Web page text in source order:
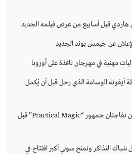
هاردي قبل أسابيع من عرض فيلمه الجديد
عن جيمس بوند الجديد
أيقونة الوسامة الذي رحل قبل أن يُكمل
ساندرا بولوك ونيكول كيدمان تفاجئان جمهور “Practical Magic” قبل
التذاكر وتمنح سوني أكبر افتتاح في